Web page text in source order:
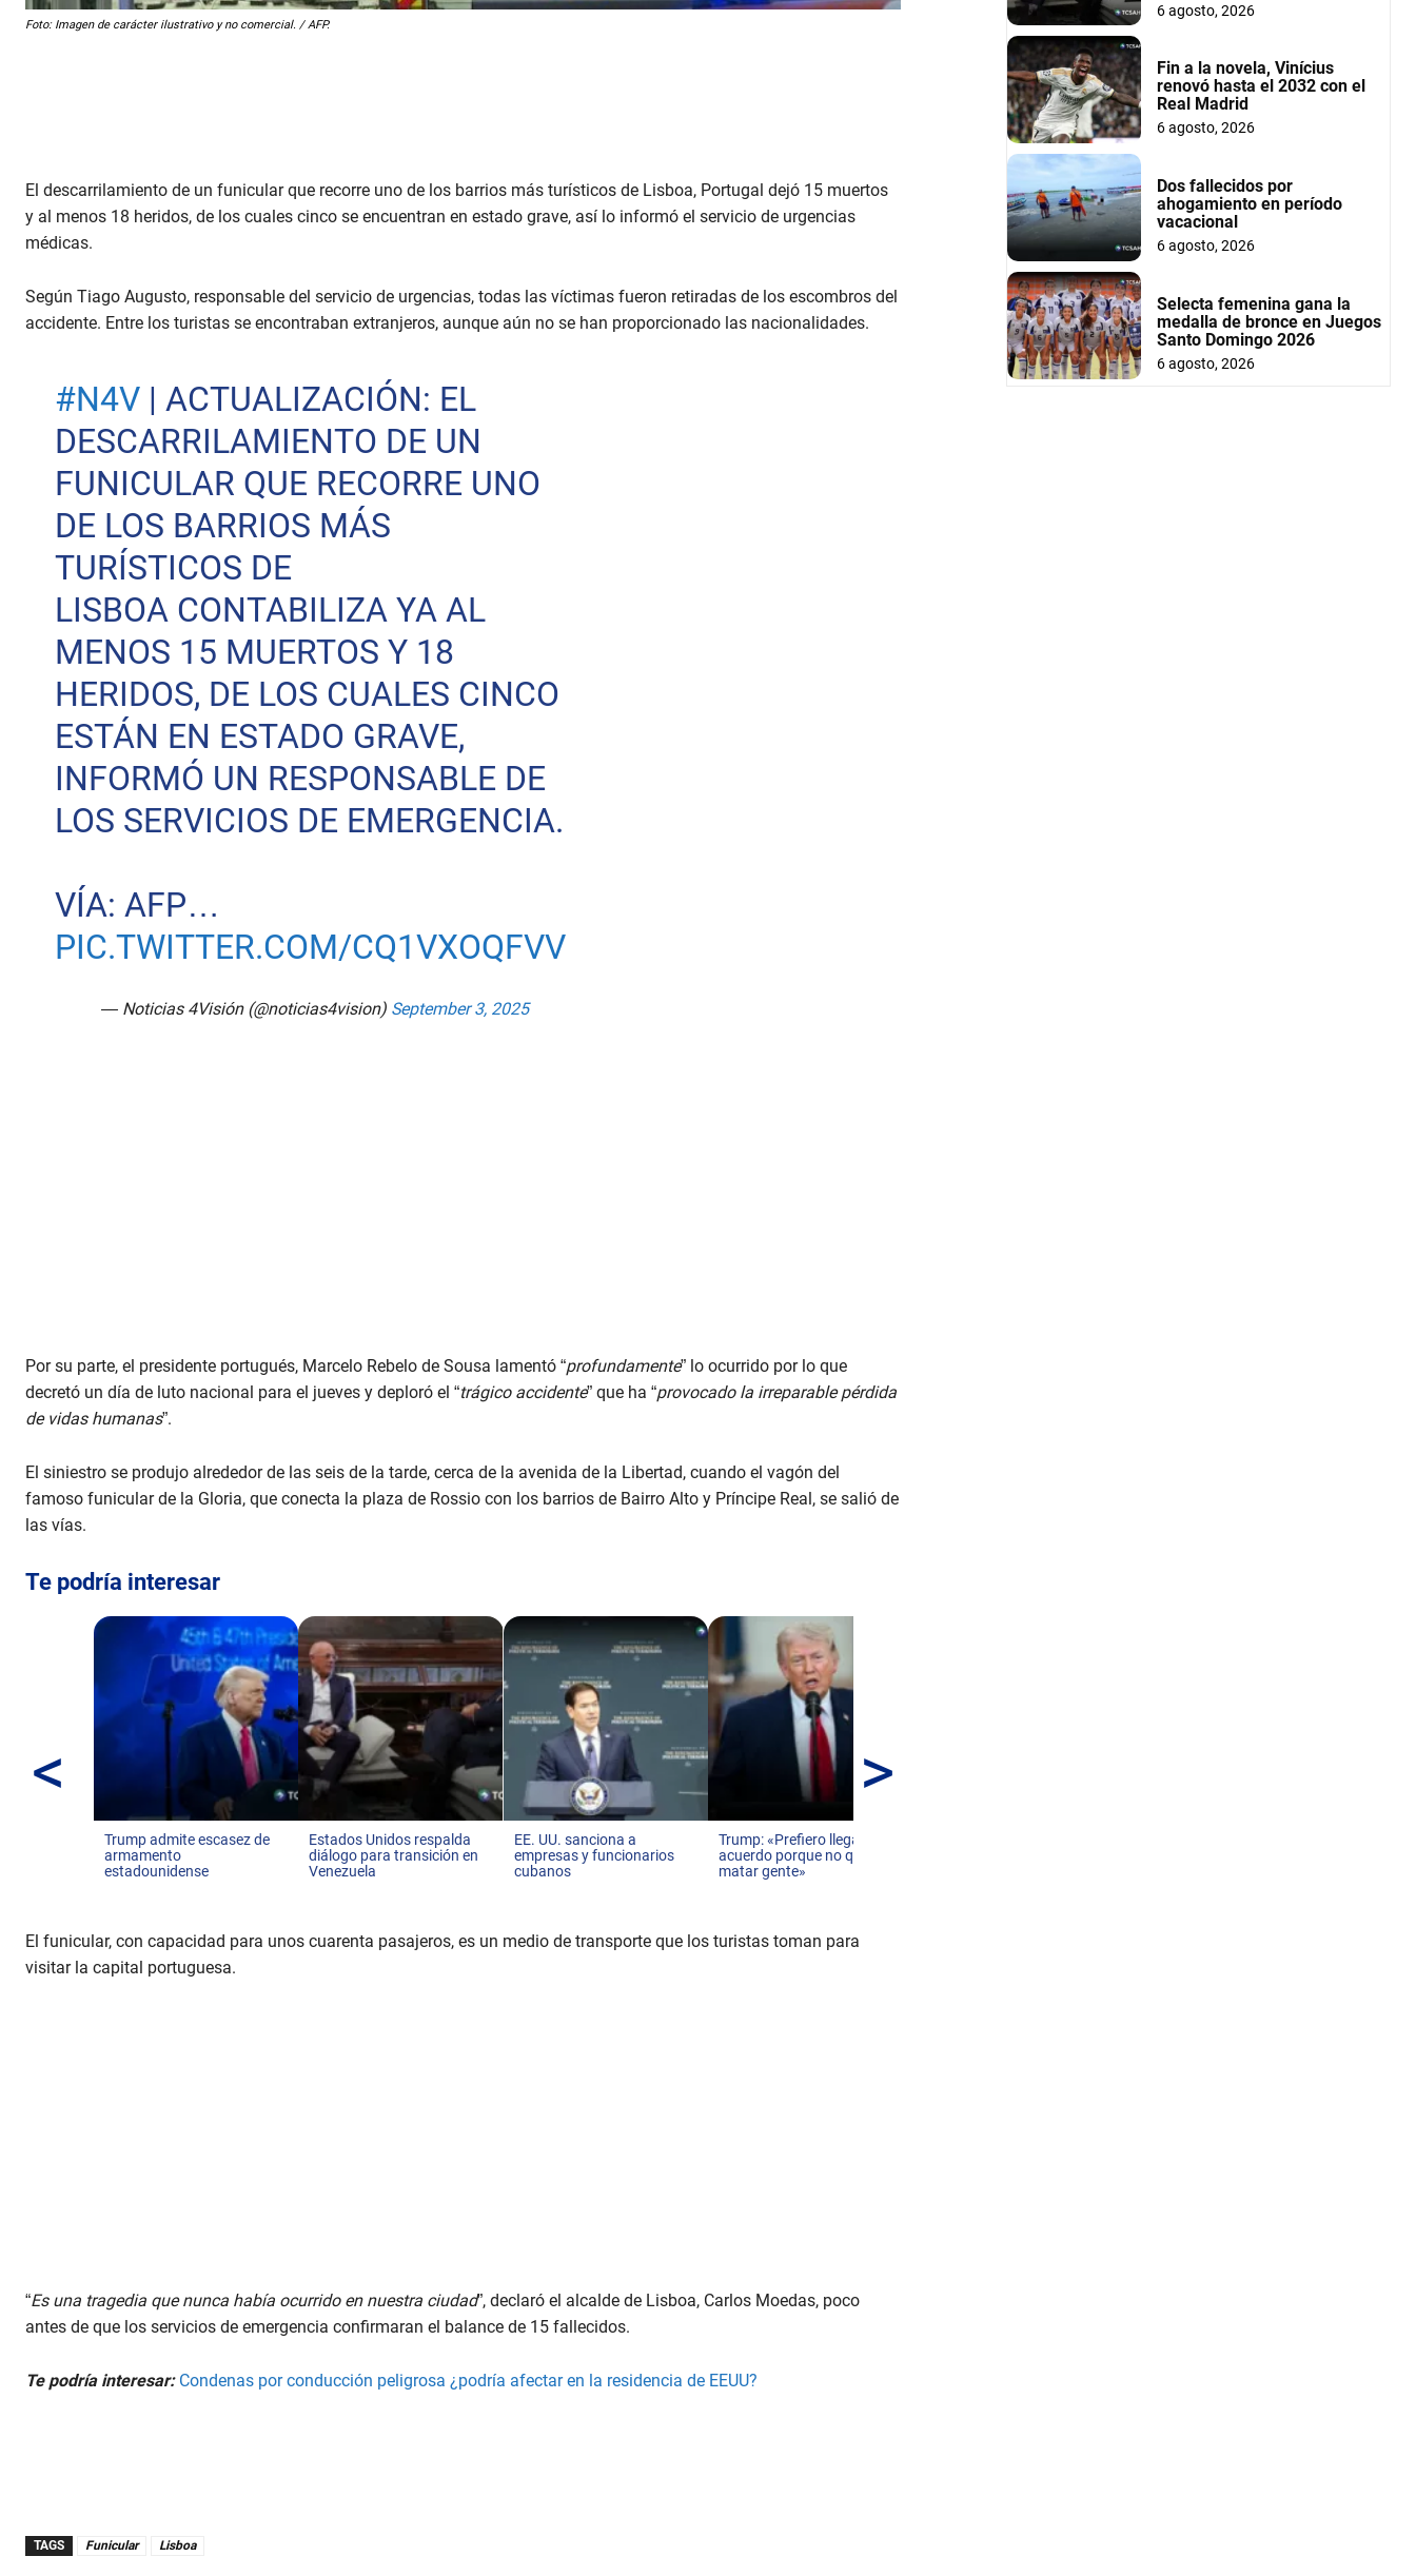
Foto: Imagen de carácter ilustrativo y no comercial. / AFP.
El descarrilamiento de un funicular que recorre uno de los barrios más turísticos de Lisboa, Portugal dejó 15 muertos
y al menos 18 heridos, de los cuales cinco se encuentran en estado grave, así lo informó el servicio de urgencias
médicas.
Según Tiago Augusto, responsable del servicio de urgencias, todas las víctimas fueron retiradas de los escombros del
accidente. Entre los turistas se encontraban extranjeros, aunque aún no se han proporcionado las nacionalidades.
#N4V| ACTUALIZACIÓN: EL
DESCARRILAMIENTO DE UN
FUNICULAR QUE RECORRE UNO
DE LOS BARRIOS MÁS
TURÍSTICOS DE
LISBOA CONTABILIZA YA AL
MENOS 15 MUERTOS Y 18
HERIDOS, DE LOS CUALES CINCO
ESTÁN EN ESTADO GRAVE,
INFORMÓ UN RESPONSABLE DE
LOS SERVICIOS DE EMERGENCIA.
VÍA: AFP…
PIC.TWITTER.COM/CQ1VXOQFVV
— Noticias 4Visión (@noticias4vision) September 3, 2025
Por su parte, el presidente portugués, Marcelo Rebelo de Sousa lamentó “profundamente” lo ocurrido por lo que
decretó un día de luto nacional para el jueves y deploró el “trágico accidente” que ha “provocado la irreparable pérdida
de vidas humanas”.
El siniestro se produjo alrededor de las seis de la tarde, cerca de la avenida de la Libertad, cuando el vagón del
famoso funicular de la Gloria, que conecta la plaza de Rossio con los barrios de Bairro Alto y Príncipe Real, se salió de
las vías.
Te podría interesar
<
Trump admite escasez de
armamento
estadounidense
Estados Unidos respalda
diálogo para transición en
Venezuela
EE. UU. sanciona a
empresas y funcionarios
cubanos
Trump: «Prefiero llegar a un
acuerdo porque no quiero
matar gente»
>
El funicular, con capacidad para unos cuarenta pasajeros, es un medio de transporte que los turistas toman para
visitar la capital portuguesa.
“Es una tragedia que nunca había ocurrido en nuestra ciudad”, declaró el alcalde de Lisboa, Carlos Moedas, poco
antes de que los servicios de emergencia confirmaran el balance de 15 fallecidos.
Te podría interesar: Condenas por conducción peligrosa ¿podría afectar en la residencia de EEUU?
TAGS Funicular Lisboa
6 agosto, 2026
Fin a la novela, Vinícius
renovó hasta el 2032 con el
Real Madrid
6 agosto, 2026
Dos fallecidos por
ahogamiento en período
vacacional
6 agosto, 2026
Selecta femenina gana la
medalla de bronce en Juegos
Santo Domingo 2026
6 agosto, 2026